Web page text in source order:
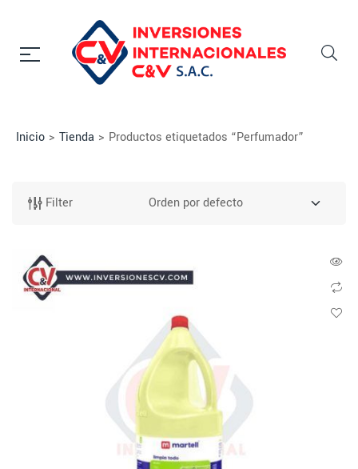
Inicio > Tienda > Productos etiquetados “Perfumador”
Filter